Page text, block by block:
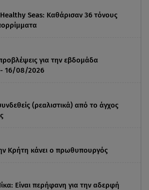
Seas: Καθάρισαν 36 τόνους
για την εβδομάδα
16/08/2026
(ρεαλιστικά) από το άγχος
Κρήτη κάνει ο πρωθυπουργός
Είναι περήφανη για την αδερφή